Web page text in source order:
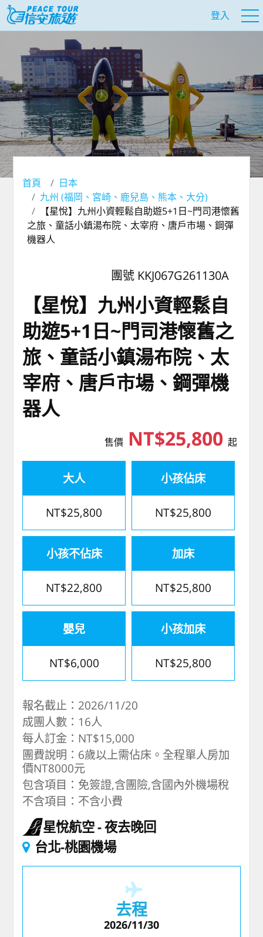
登入
首頁
日本
九州 (福岡、宮崎、鹿兒島、熊本、大分)
【星悅】九州小資輕鬆自助遊5+1日~門司港懷舊
之旅、童話小鎮湯布院、太宰府、唐戶市場、鋼彈
機器人
團號 KKJ067G261130A
【星悅】九州小資輕鬆自
助遊5+1日~門司港懷舊之
旅、童話小鎮湯布院、太
宰府、唐戶市場、鋼彈機
器人
售價NT$25,800 起
大人
NT$25,800
小孩佔床
NT$25,800
小孩不佔床
NT$22,800
加床
NT$25,800
嬰兒
NT$6,000
小孩加床
NT$25,800
報名截止：2026/11/20
成團人數：16人
每人訂金：NT$15,000
團費說明：6歲以上需佔床。全程單人房加
價NT8000元
包含項目：免簽證,含團險,含國內外機場稅
不含項目：不含小費
星悅航空 夜去晚回
台北-桃園機場
去程
2026/11/30